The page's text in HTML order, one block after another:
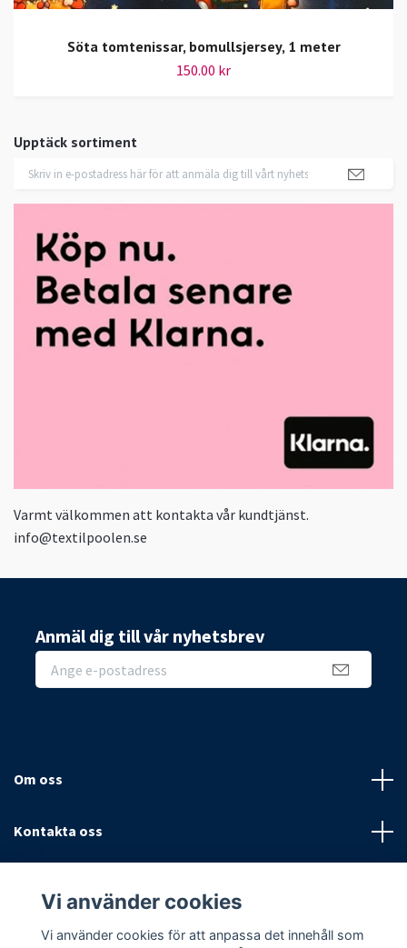
Upptäck sortiment
Varmt välkommen att kontakta vår kundtjänst.
info@textilpoolen.se
Söta tomtenissar, bomullsjersey, 1 meter
150.00 kr
Anmäl dig till vår nyhetsbrev
Om oss
Kontakta oss
Sociala medier
Vi använder cookies
Vi använder cookies för att anpassa det innehåll som